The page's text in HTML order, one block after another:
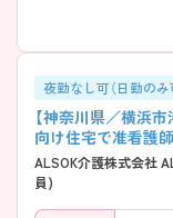
医療に挑戦♪
タートできます。 ・美
境です
形成外科・美容外科・
・外来処置や手術補助
です
ック
です。 ・保険6割／自
夜勤なし可（日勤のみ
【神奈川県／横浜
向け住宅で准看護
ALSOK介護株式会社
員)